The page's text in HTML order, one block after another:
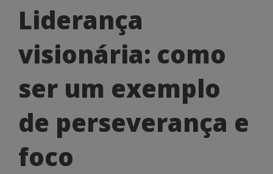
Liderança
visionária:
como
ser
um
exemplo
de
Liderança
visionária: como
ser um exemplo
de perseverança e
foco